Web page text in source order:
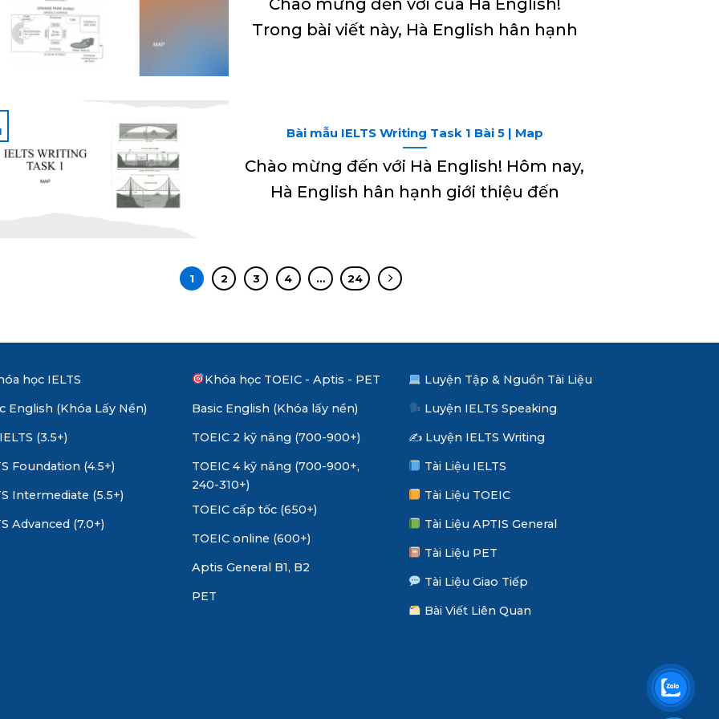
Chào mừng đến với của Hà English!
Trong bài viết này, Hà English hân hạnh
Bài mẫu IELTS Writing Task 1 Bài 5 | Map
Chào mừng đến với Hà English! Hôm nay,
Hà English hân hạnh giới thiệu đến
1 2 3 4 … 24
học IELTS
English (Khóa Lấy Nền)
(3.5+)
Foundation (4.5+)
Intermediate (5.5+)
Advanced (7.0+)
Khóa học TOEIC - Aptis - PET
Basic English (Khóa lấy nền)
TOEIC 2 kỹ năng (700-900+)
TOEIC 4 kỹ năng (700-900+,
240-310+)
TOEIC cấp tốc (650+)
TOEIC online (600+)
Aptis General B1, B2
PET
Luyện Tập & Nguồn Tài Liệu
Luyện IELTS Speaking
✍️ Luyện IELTS Writing
Tài Liệu IELTS
Tài Liệu TOEIC
Tài Liệu APTIS General
Tài Liệu PET
Tài Liệu Giao Tiếp
Bài Viết Liên Quan